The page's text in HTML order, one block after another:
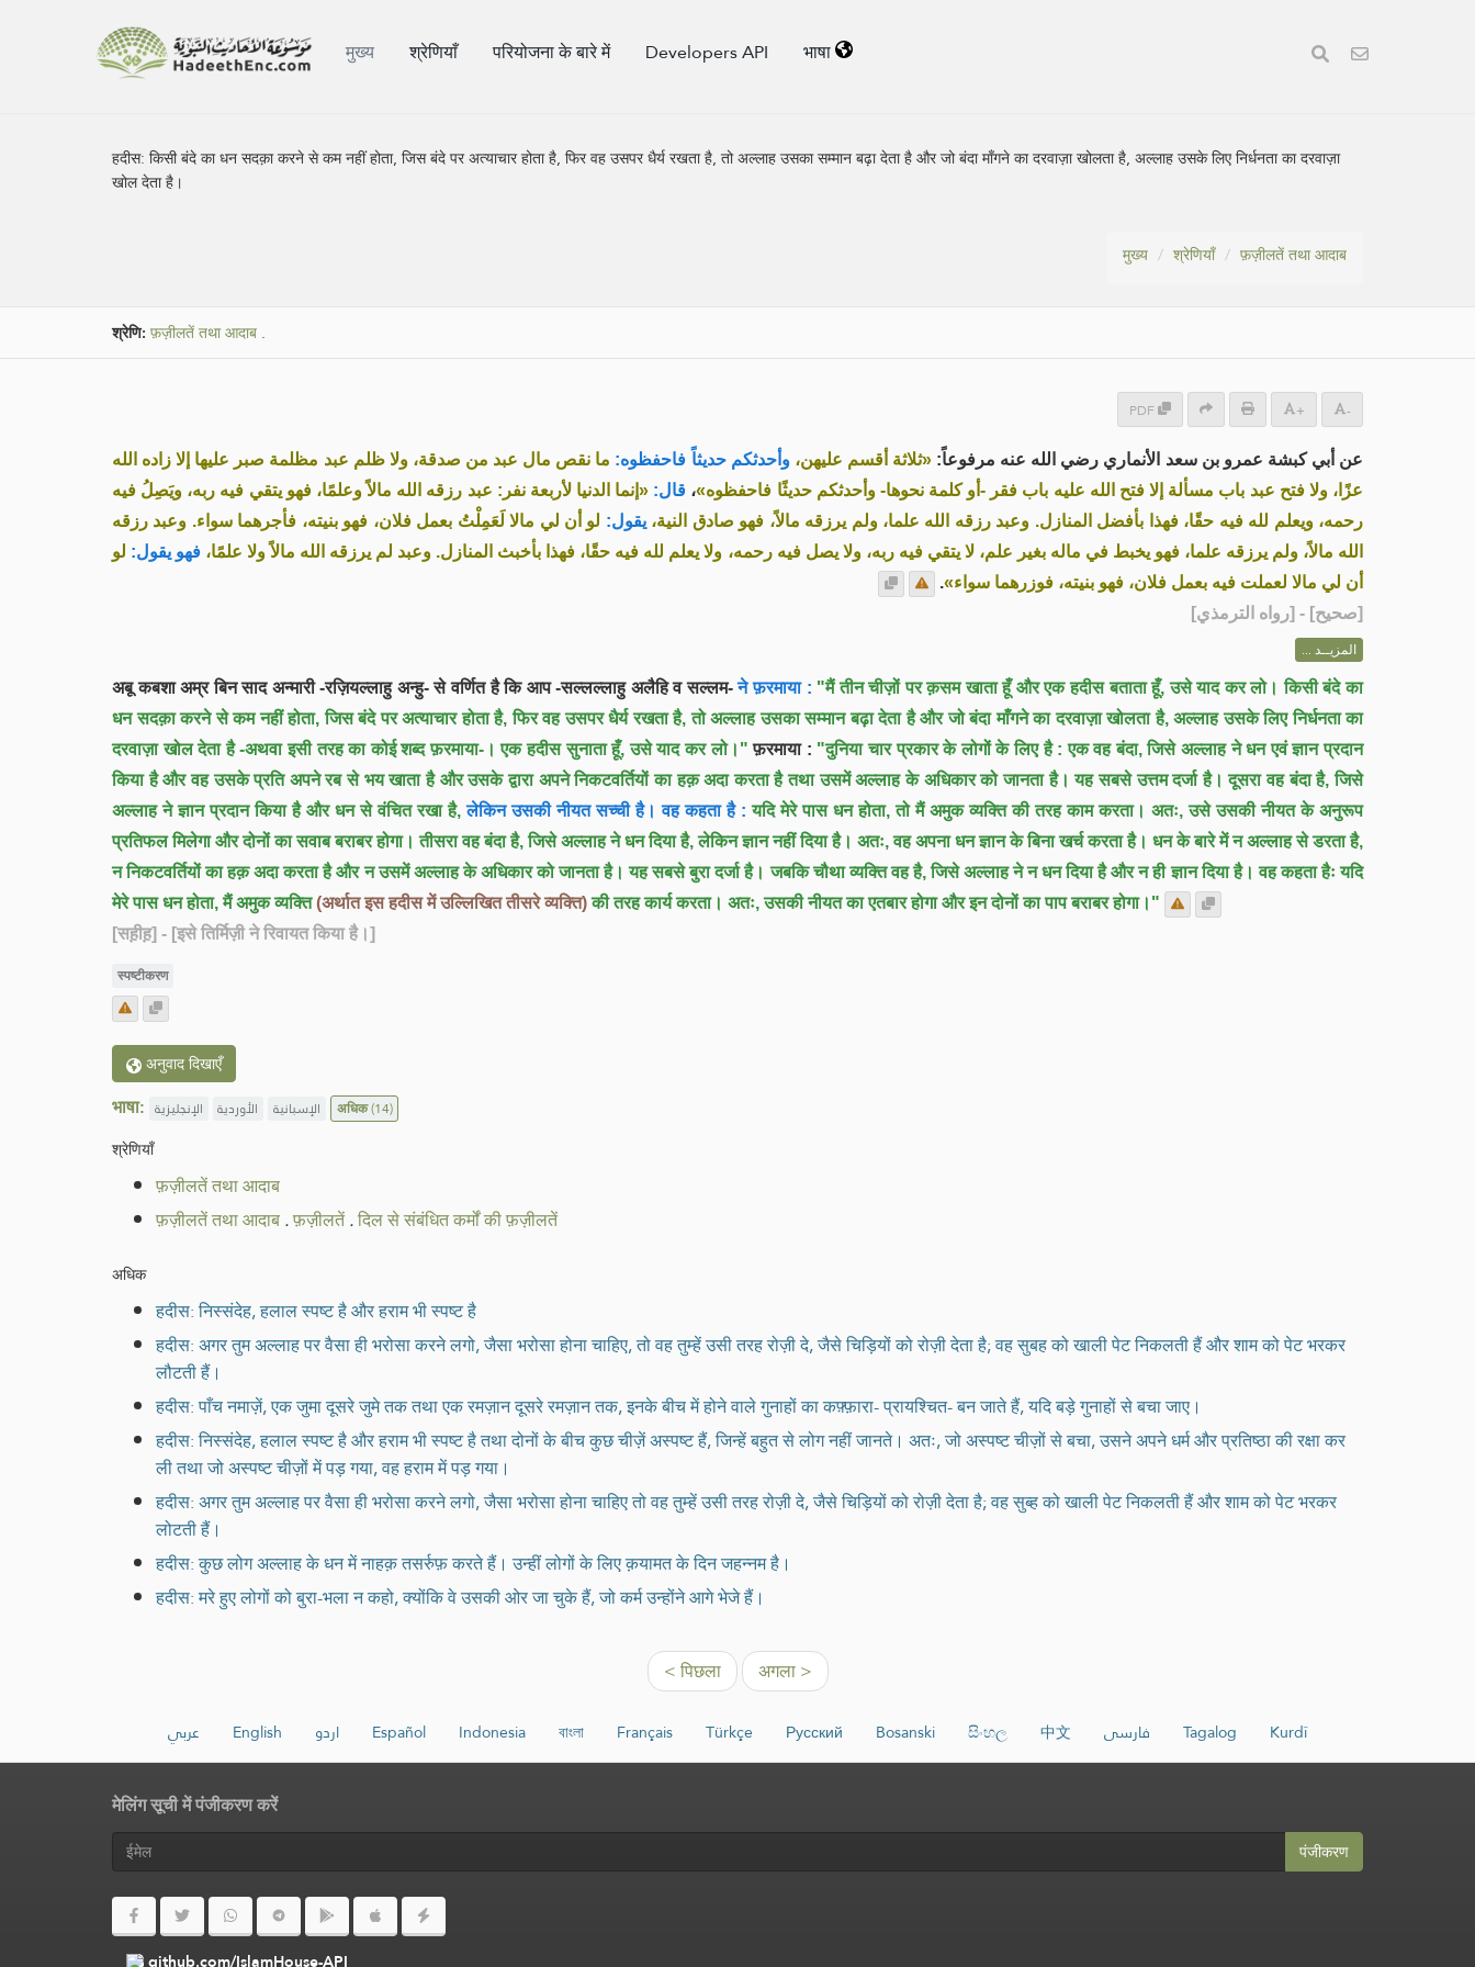
मुख्य श्रेणियाँ परियोजना के बारे में Developers API भाषा
हदीस:किसी बंदे का धन सदक़ा करने से कम नहीं होता, जिस बंदे पर अत्याचार होता है, फिर वह उसपर धैर्य रखता है, तो अल्लाह उसका सम्मान बढ़ा देता है और जो बंदा माँगने का दरवाज़ा खोलता है, अल्लाह उसके लिए निर्धनता का दरवाज़ा
खोल देता है।
मुख्य श्रेणियाँ फ़ज़ीलतें तथा आदाब
श्रेणि: फ़ज़ीलतें तथा आदाब .
PDF + -
عن أبي كبشة عمرو بن سعد الأنماري رضي الله عنه مرفوعاً:«ثلاثة أقسم عليهن، وأحدثكم حديثاً فاحفظوه: ما نقص مال عبد من صدقة، ولا ظلم عبد مظلمة صبر عليها إلا زاده الله
عزًا، ولا فتح عبد باب مسألة إلا فتح الله عليه باب فقر -أو كلمة نحوها- وأحدثكم حديثًا فاحفظوه»، قال: «إنما الدنيا لأربعة نفر: عبد رزقه الله مالاً وعلمًا، فهو يتقي فيه ربه، ويَصِلُ فيه
رحمه، ويعلم لله فيه حقًا، فهذا بأفضل المنازل. وعبد رزقه الله علما، ولم يرزقه مالاً، فهو صادق النية، يقول: لو أن لي مالا لَعَمِلْتُ بعمل فلان، فهو بنيته، فأجرهما سواء. وعبد رزقه
الله مالاً، ولم يرزقه علما، فهو يخبط في ماله بغير علم، لا يتقي فيه ربه، ولا يصل فيه رحمه، ولا يعلم لله فيه حقًا، فهذا بأخبث المنازل. وعبد لم يرزقه الله مالاً ولا علمًا، فهو يقول: لو
أن لي مالا لعملت فيه بعمل فلان، فهو بنيته، فوزرهما سواء».
[صحيح] - [رواه الترمذي]
المزيــد ...
अबू कबशा अम्र बिन साद अन्मारी -रज़ियल्लाहु अन्हु- से वर्णित है कि आप -सल्लल्लाहु अलैहि व सल्लम-ने फ़रमाया : "मैं तीन चीज़ों पर क़सम खाता हूँ और एक हदीस बताता हूँ, उसे याद कर लो। किसी बंदे का
धन सदक़ा करने से कम नहीं होता, जिस बंदे पर अत्याचार होता है, फिर वह उसपर धैर्य रखता है, तो अल्लाह उसका सम्मान बढ़ा देता है और जो बंदा माँगने का दरवाज़ा खोलता है, अल्लाह उसके लिए निर्धनता का
दरवाज़ा खोल देता है -अथवा इसी तरह का कोई शब्द फ़रमाया-। एक हदीस सुनाता हूँ, उसे याद कर लो।" फ़रमाया : "दुनिया चार प्रकार के लोगों के लिए है : एक वह बंदा, जिसे अल्लाह ने धन एवं ज्ञान प्रदान
किया है और वह उसके प्रति अपने रब से भय खाता है और उसके द्वारा अपने निकटवर्तियों का हक़ अदा करता है तथा उसमें अल्लाह के अधिकार को जानता है। यह सबसे उत्तम दर्जा है। दूसरा वह बंदा है, जिसे
अल्लाह ने ज्ञान प्रदान किया है और धन से वंचित रखा है, लेकिन उसकी नीयत सच्ची है। वह कहता है : यदि मेरे पास धन होता, तो मैं अमुक व्यक्ति की तरह काम करता। अतः, उसे उसकी नीयत के अनुरूप
प्रतिफल मिलेगा और दोनों का सवाब बराबर होगा। तीसरा वह बंदा है, जिसे अल्लाह ने धन दिया है, लेकिन ज्ञान नहीं दिया है। अतः, वह अपना धन ज्ञान के बिना खर्च करता है। धन के बारे में न अल्लाह से डरता है,
न निकटवर्तियों का हक़ अदा करता है और न उसमें अल्लाह के अधिकार को जानता है। यह सबसे बुरा दर्जा है। जबकि चौथा व्यक्ति वह है, जिसे अल्लाह ने न धन दिया है और न ही ज्ञान दिया है। वह कहता हैः यदि
मेरे पास धन होता, मैं अमुक व्यक्ति(अर्थात इस हदीस में उल्लिखित तीसरे व्यक्ति)की तरह कार्य करता। अतः, उसकी नीयत का एतबार होगा और इन दोनों का पाप बराबर होगा।"
[सह़ीह़] - [इसे तिर्मिज़ी ने रिवायत किया है।]
स्पष्टीकरण
अनुवाद दिखाएँ
भाषा: الإنجليزية الأوردية الإسبانية अधिक(14)
श्रेणियाँ
फ़ज़ीलतें तथा आदाब
फ़ज़ीलतें तथा आदाब.फ़ज़ीलतें.दिल से संबंधित कर्मों की फ़ज़ीलतें
अधिक
हदीस: निस्संदेह, हलाल स्पष्ट है और हराम भी स्पष्ट है
हदीस: अगर तुम अल्लाह पर वैसा ही भरोसा करने लगो, जैसा भरोसा होना चाहिए, तो वह तुम्हें उसी तरह रोज़ी दे, जैसे चिड़ियों को रोज़ी देता है; वह सुबह को खाली पेट निकलती हैं और शाम को पेट भरकर
लौटती हैं।
हदीस: पाँच नमाज़ें, एक जुमा दूसरे जुमे तक तथा एक रमज़ान दूसरे रमज़ान तक, इनके बीच में होने वाले गुनाहों का कफ़्फ़ारा- प्रायश्चित- बन जाते हैं, यदि बड़े गुनाहों से बचा जाए।
हदीस: निस्संदेह, हलाल स्पष्ट है और हराम भी स्पष्ट है तथा दोनों के बीच कुछ चीज़ें अस्पष्ट हैं, जिन्हें बहुत से लोग नहीं जानते। अतः, जो अस्पष्ट चीज़ों से बचा, उसने अपने धर्म और प्रतिष्ठा की रक्षा कर
ली तथा जो अस्पष्ट चीज़ों में पड़ गया, वह हराम में पड़ गया।
हदीस: अगर तुम अल्लाह पर वैसा ही भरोसा करने लगो, जैसा भरोसा होना चाहिए तो वह तुम्हें उसी तरह रोज़ी दे, जैसे चिड़ियों को रोज़ी देता है; वह सुब्ह को खाली पेट निकलती हैं और शाम को पेट भरकर
लोटती हैं।
हदीस: कुछ लोग अल्लाह के धन में नाहक़ तसर्रुफ़ करते हैं। उन्हीं लोगों के लिए क़यामत के दिन जहन्नम है।
हदीस: मरे हुए लोगों को बुरा-भला न कहो, क्योंकि वे उसकी ओर जा चुके हैं, जो कर्म उन्होंने आगे भेजे हैं।
< पिछला अगला >
عربي English اردو Español Indonesia বাংলা Français Türkçe Русский Bosanski සිංහල 中文 فارسی Tagalog Kurdî
मेलिंग सूची में पंजीकरण करें
पंजीकरण
github.com/IslamHouse-API